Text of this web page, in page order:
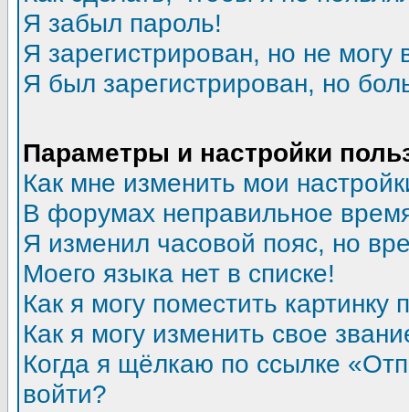
Я забыл пароль!
Я зарегистрирован, но не могу
Я был зарегистрирован, но
Параметры и настройки
Как мне изменить мои
В форумах неправильное
Я изменил часовой пояс, но
Моего языка нет в списке!
Как я могу поместить
Как я могу изменить свое
Когда я щёлкаю по ссылке
войти?